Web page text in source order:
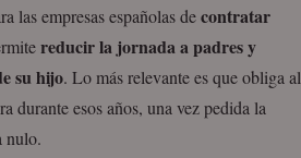
las empresas españolas decontratar
reducir la jornada a padres y
su hijo. Lo más relevante es que obliga al
durante esos años, una vez pedida la
nulo.